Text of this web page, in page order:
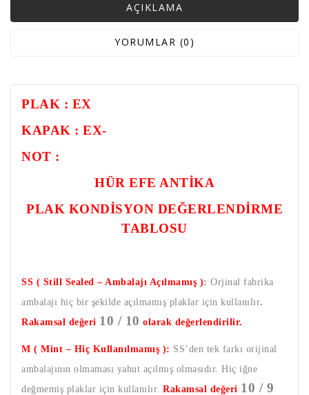
AÇIKLAMA
YORUMLAR (0)
PLAK : EX
KAPAK : EX-
NOT :
HÜR EFE ANTİKA
PLAK KONDİSYON DEĞERLENDİRME
TABLOSU
SS ( Still Sealed – Ambalajı Açılmamış ): Orjinal fabrika
ambalajı hiç bir şekilde açılmamış plaklar için kullanılır.
Rakamsal değeri 10 / 10 olarak değerlendirilir.
M ( Mint – Hiç Kullanılmamış ): SS’den tek farkı orijinal
ambalajının olmaması yahut açılmış olmasıdır. Hiç iğne
değmemiş plaklar için kullanılır. Rakamsal değeri 10 / 9